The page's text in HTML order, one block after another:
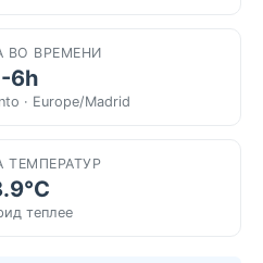
ВО ВРЕМЕНИ
-6h
· Europe/Madrid
ТЕМПЕРАТУР
теплее